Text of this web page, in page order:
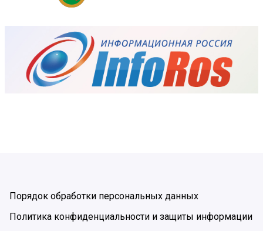
Порядок обработки персональных данных
Политика конфиденциальности и защиты информации